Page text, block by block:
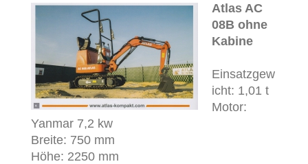
Atlas AC
08B ohne
Kabine
Einsatzgew
icht: 1,01 t
Motor:
Yanmar 7,2 kw
Breite: 750 mm
Höhe: 2250 mm